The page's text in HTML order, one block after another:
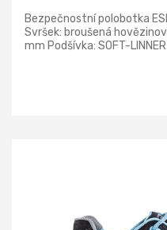
Bezpečnostní polobotka
Svršek: broušená
mm Podšívka: SOFT-
potažená textilií MESH,
PU/RUBBER -